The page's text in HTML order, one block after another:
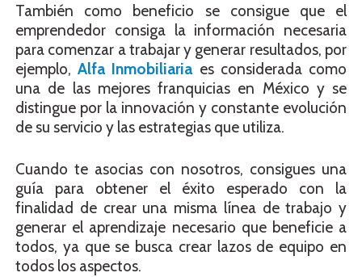
También como beneficio se consigue que el
emprendedor consiga la información necesaria
para comenzar a trabajar y generar resultados, por
ejemplo,Alfa Inmobiliaria es considerada como
una de las mejores franquicias en México y se
distingue por la innovación y constante evolución
de su servicio y las estrategias que utiliza.
Cuando te asocias con nosotros, consigues una
guía para obtener el éxito esperado con la
finalidad de crear una misma línea de trabajo y
generar el aprendizaje necesario que beneficie a
todos, ya que se busca crear lazos de equipo en
todos los aspectos.